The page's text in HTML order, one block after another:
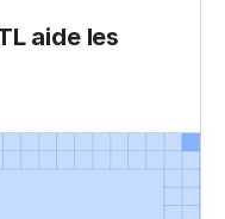
aide les